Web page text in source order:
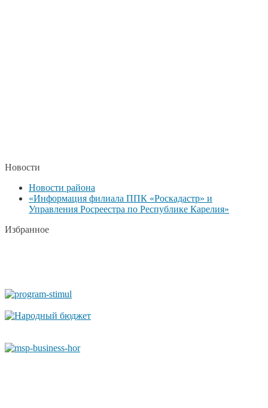
Новости
Новости района
«Информация филиала ППК «Роскадастр» и
Управления Росреестра по Республике Карелия»
Избранное